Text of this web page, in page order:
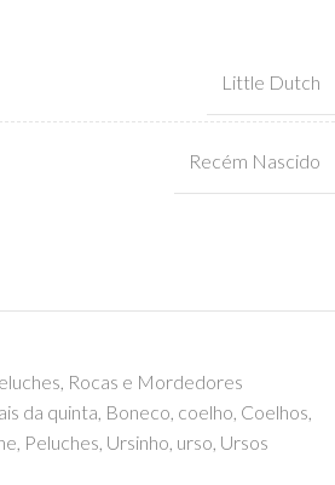
Little Dutch
Recém Nascido
, Rocas e Mordedores
da quinta, Boneco, coelho, Coelhos,
, Peluches, Ursinho, urso, Ursos